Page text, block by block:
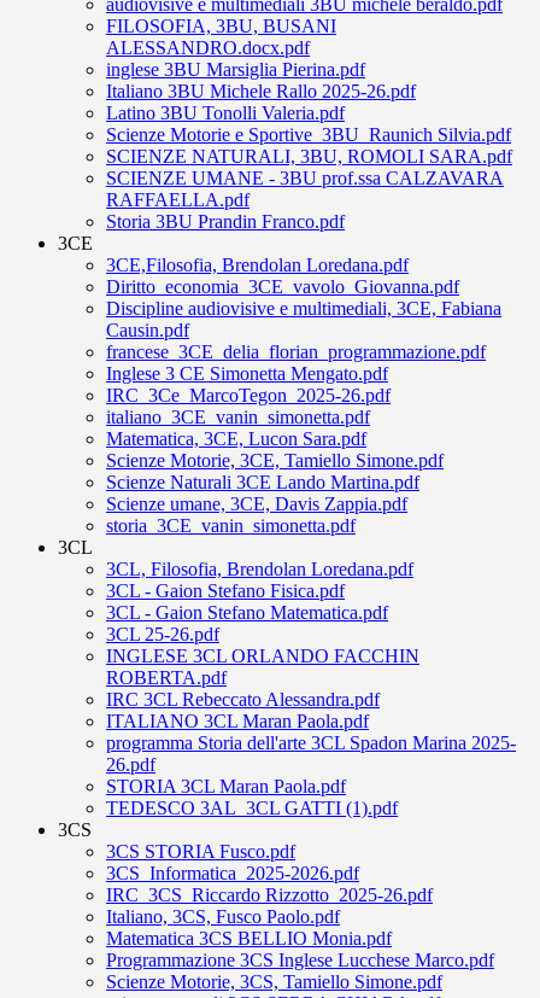
audiovisive e multimediali 3BU michele beraldo.pdf
FILOSOFIA, 3BU, BUSANI
ALESSANDRO.docx.pdf
inglese 3BU Marsiglia Pierina.pdf
Italiano 3BU Michele Rallo 2025-26.pdf
Latino 3BU Tonolli Valeria.pdf
Scienze Motorie e Sportive_3BU_Raunich Silvia.pdf
SCIENZE NATURALI, 3BU, ROMOLI SARA.pdf
SCIENZE UMANE - 3BU prof.ssa CALZAVARA
RAFFAELLA.pdf
Storia 3BU Prandin Franco.pdf
3CE
3CE,Filosofia, Brendolan Loredana.pdf
Diritto_economia_3CE_vavolo_Giovanna.pdf
Discipline audiovisive e multimediali, 3CE, Fabiana
Causin.pdf
francese_3CE_delia_florian_programmazione.pdf
Inglese 3 CE Simonetta Mengato.pdf
IRC_3Ce_MarcoTegon_2025-26.pdf
italiano_3CE_vanin_simonetta.pdf
Matematica, 3CE, Lucon Sara.pdf
Scienze Motorie, 3CE, Tamiello Simone.pdf
Scienze Naturali 3CE Lando Martina.pdf
Scienze umane, 3CE, Davis Zappia.pdf
storia_3CE_vanin_simonetta.pdf
3CL
3CL, Filosofia, Brendolan Loredana.pdf
3CL - Gaion Stefano Fisica.pdf
3CL - Gaion Stefano Matematica.pdf
3CL 25-26.pdf
INGLESE 3CL ORLANDO FACCHIN
ROBERTA.pdf
IRC 3CL Rebeccato Alessandra.pdf
ITALIANO 3CL Maran Paola.pdf
programma Storia dell'arte 3CL Spadon Marina 2025-
26.pdf
STORIA 3CL Maran Paola.pdf
TEDESCO 3AL_3CL GATTI (1).pdf
3CS
3CS STORIA Fusco.pdf
3CS_Informatica_2025-2026.pdf
IRC_3CS_Riccardo Rizzotto_2025-26.pdf
Italiano, 3CS, Fusco Paolo.pdf
Matematica 3CS BELLIO Monia.pdf
Programmazione 3CS Inglese Lucchese Marco.pdf
Scienze Motorie, 3CS, Tamiello Simone.pdf